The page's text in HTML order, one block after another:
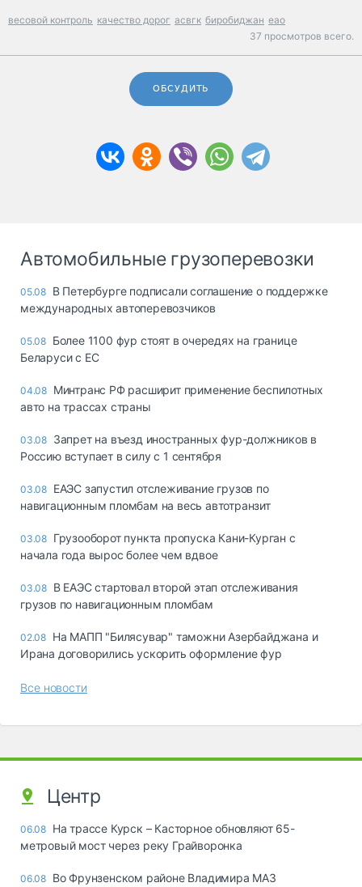
весовой контроль качество дорог асвгк биробиджан еао
37 просмотров всего.
ОБСУДИТЬ
Автомобильные грузоперевозки
05.08 В Петербурге подписали соглашение о поддержке
международных автоперевозчиков
05.08 Более 1100 фур стоят в очередях на границе
Беларуси с ЕС
04.08 Минтранс РФ расширит применение беспилотных
авто на трассах страны
03.08 Запрет на въезд иностранных фур-должников в
Россию вступает в силу с 1 сентября
03.08 ЕАЭС запустил отслеживание грузов по
навигационным пломбам на весь автотранзит
03.08 Грузооборот пункта пропуска Кани-Курган с
начала года вырос более чем вдвое
03.08 В ЕАЭС стартовал второй этап отслеживания
грузов по навигационным пломбам
02.08 На МАПП "Билясувар" таможни Азербайджана и
Ирана договорились ускорить оформление фур
Все новости
Центр
06.08 На трассе Курск – Касторное обновляют 65-
метровый мост через реку Грайворонка
06.08 Во Фрунзенском районе Владимира МАЗ